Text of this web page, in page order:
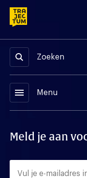
Zoeken
menu Menu
Meld je aan